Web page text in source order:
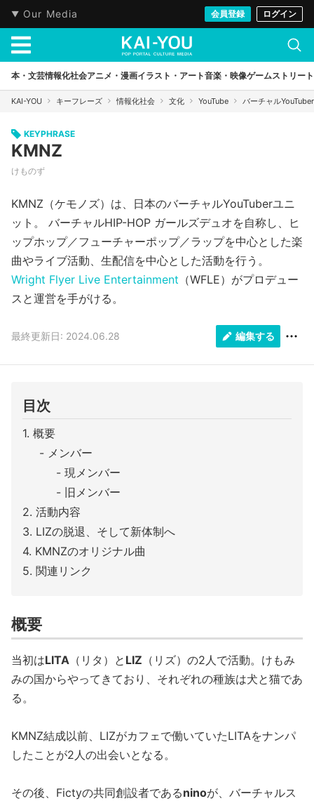
Our Media 会員登録 ログイン
本・文芸情報化社会アニメ・漫画イラスト・アート音楽・映像ゲームストリート
KAI-YOU キーフレーズ 情報化社会 文化 YouTube バーチャルYouTuber
KEYPHRASE
KMNZ
けものず
KMNZ（ケモノズ）は、日本のバーチャルYouTuberユニ
ット。 バーチャルHIP-HOP ガールズデュオを自称し、ヒ
ップホップ／フューチャーポップ／ラップを中心とした楽
曲やライブ活動、生配信を中心とした活動を行う。
Wright Flyer Live Entertainment （WFLE）がプロデュー
スと運営を手がける。
最終更新日: 2024.06.28 編集する
目次
概要
メンバー
現メンバー
旧メンバー
活動内容
LIZの脱退、そして新体制へ
KMNZのオリジナル曲
関連リンク
概要
当初はLITA （リタ）と LIZ （リズ）の2人で活動。けもみ
みの国からやってきており、それぞれの種族は犬と猫であ
る。
KMNZ結成以前、LIZがカフェで働いていたLITAをナンパ
したことが2人の出会いとなる。
その後、Fictyの共同創設者であるninoが、バーチャルス